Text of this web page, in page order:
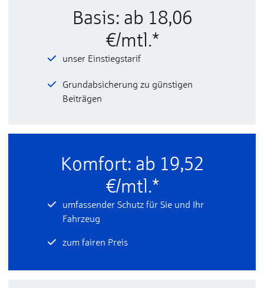
Basis: ab 18,06
€/mtl.*
unser Einstiegstarif
Grundabsicherung zu günstigen
Beiträgen
Komfort: ab 19,52
€/mtl.*
umfassender Schutz für Sie und Ihr
Fahrzeug
zum fairen Preis